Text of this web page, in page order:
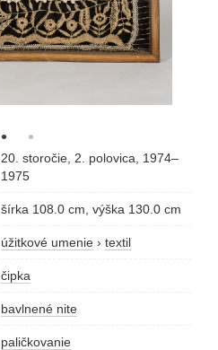
20. storočie, 2. polovica, 1974–
1975
šírka 108.0 cm, výška 130.0 cm
úžitkové umenie › textil
čipka
bavlnené nite
paličkovanie